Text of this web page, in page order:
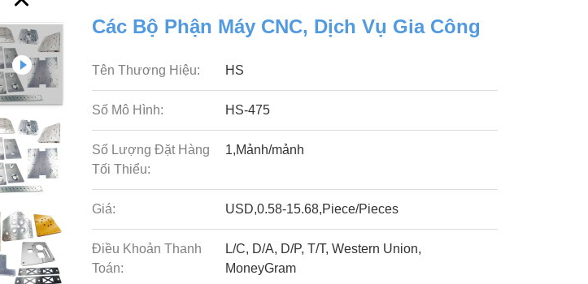
Các Bộ Phận Máy CNC, Dịch Vụ Gia Công
Tên Thương Hiệu: HS
Số Mô Hình: HS-475
Số Lượng Đặt Hàng
Tối Thiểu:
1,Mảnh/mảnh
Giá: USD,0.58-15.68,Piece/Pieces
Điều Khoản Thanh
Toán:
L/C, D/A, D/P, T/T, Western Union,
MoneyGram